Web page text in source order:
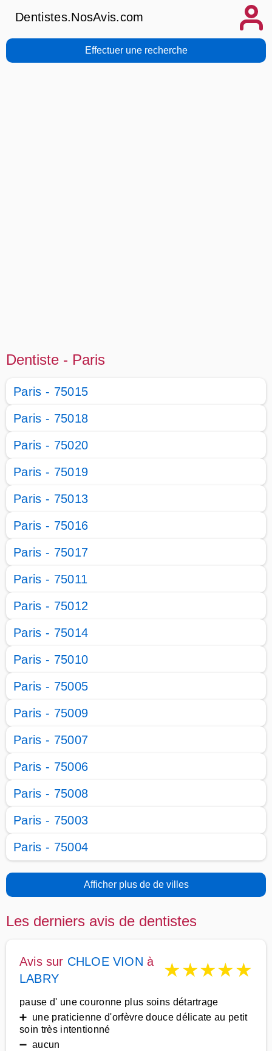
Dentistes.NosAvis.com
Effectuer une recherche
Dentiste - Paris
Paris - 75015
Paris - 75018
Paris - 75020
Paris - 75019
Paris - 75013
Paris - 75016
Paris - 75017
Paris - 75011
Paris - 75012
Paris - 75014
Paris - 75010
Paris - 75005
Paris - 75009
Paris - 75007
Paris - 75006
Paris - 75008
Paris - 75003
Paris - 75004
Afficher plus de de villes
Les derniers avis de dentistes
Avis sur CHLOE VION à
LABRY
★★★★★
pause d' une couronne plus soins détartrage
➕ une praticienne d'orfèvre douce délicate au petit
soin très intentionné
➖ aucun